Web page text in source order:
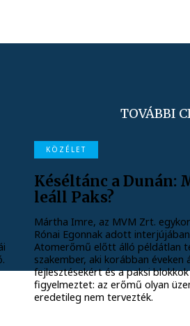
TOVÁBBI
KÖZÉLET
Késéltánc a Dunán:
leáll Paks?
Mártha Imre, az MVM Zrt.
Rónai Egonnak adott
Atomerőmű előtt álló példátlan
szakember, aki korábban
fejlesztésekért és a paksi
figyelmeztet: az erőmű olyan
eredetileg nem tervezték.